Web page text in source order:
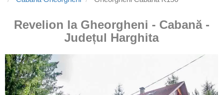
Revelion la Gheorgheni - Cabană -
Județul Harghita